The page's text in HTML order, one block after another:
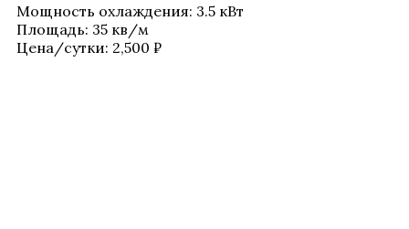
Мощ­ность охла­жде­ния: 3.5 кВт
Пло­щадь: 35 кв/​м
Цена/​сутки: 2,500 ₽